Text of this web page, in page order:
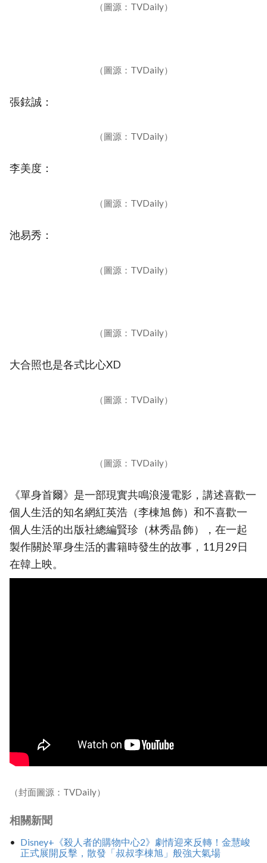
（圖源：TVDaily）
（圖源：TVDaily）
張鉉誠：
（圖源：TVDaily）
李美度：
（圖源：TVDaily）
池易秀：
（圖源：TVDaily）
（圖源：TVDaily）
大合照也是各式比心XD
（圖源：TVDaily）
（圖源：TVDaily）
《單身首爾》是一部現實共鳴浪漫電影，講述喜歡一
個人生活的知名網紅英浩（李棟旭 飾）和不喜歡一
個人生活的出版社總編賢珍（林秀晶 飾），在一起
製作關於單身生活的書籍時發生的故事，11月29日
在韓上映。
（封面圖源：TVDaily）
相關新聞
Disney+《殺人者的購物中心2》劇情迎來反轉！金慧峻
正式展開反擊，散發「叔叔李棟旭」般強大氣場